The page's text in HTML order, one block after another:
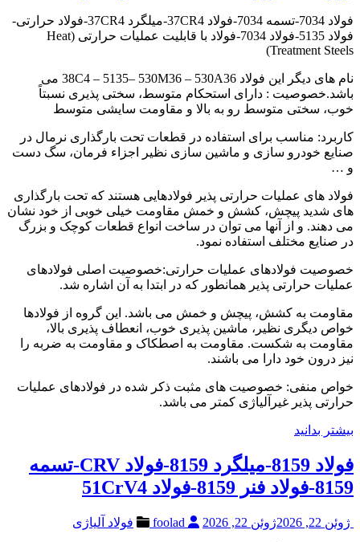
فولاد 7034-تسمه 7034-فولاد 37CR4-میلگرد 37CR4-فولاد حرارتی-
فولاد 5135-فولاد 7034-فولاد با قابلیت عملیات حرارتی (Heat
Treatment Steels)
نام های دیگر این فولاد 38C4 – 5135– 530M36 – 530A36 می
باشد.خصوصیت : دارای استحکام متوسط، سختی پذیری نسبتاً
خوب، سختی متوسط رو به بالا و مقاومت سایشی متوسط
کاربرد: مناسب برای استفاده در قطعات تحت بارگذاری نرمال در
صنایع خودرو سازی و ماشین سازی نظیر اجزاء فرمان، سگ دست
و …
فولاد های عملیات حرارتی پذیر فولادهایی هستند که تحت بارگذاری
های شدید پیچش، کشش و خمش مقاومت خیلی خوبی از خود نشان
می دهند. و از آنها می توان در ساخت انواع قطعات کوچک و بزرگ
در صنایع مختلف استفاده نمود.
خصوصیت فولادهای عملیات حرارتی:خصوصیت اصلی فولادهای
عملیات حرارتی پذیر همانطور که در ابتدا به آن اشاره شد.
مقاومت به کشش، پیچش و خمش می باشد. این گروه از فولادها
خواص دیگری نظیر، ماشین پذیری خوب، انعطاف پذیری بالا،
مقاومت به شکست. مقاومت به اصطکاک و مقاومت به ضربه را
نیز درون خود دارا می باشند.
خواص منفی: خصوصیت های مثبت ذکر شده در فولادهای عملیات
حرارتی پذیر غیرآلیاژی کمتر می باشد.
بیشتر بدانید
فولاد 8159-میلگرد 8159-فولاد CRV-تسمه
8159-فولاد فنر 8159-فولاد 51CrV4
ژوئن 22, 2026 ژوئن 22, 2026 فولاد آلیاژی